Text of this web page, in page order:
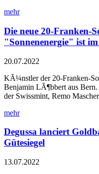
mehr
Die neue 20-Franken-
"Sonnenenergie" ist
20.07.2022
KÃ¼nstler der 20-Franken-
Benjamin LÃ¶bbert aus
der Swissmint, Remo
mehr
Degussa lanciert
Gütesiegel
13.07.2022